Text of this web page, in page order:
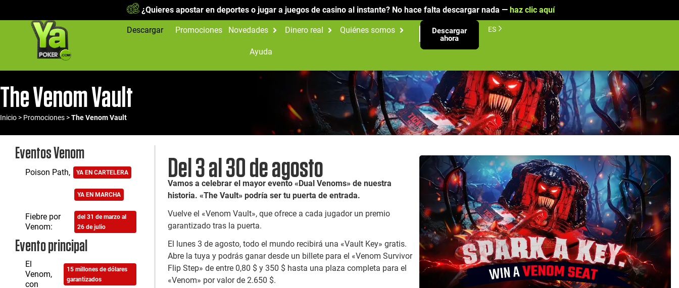
¿Quieres apostar en deportes o jugar a juegos de casino al instante? No hace falta descargar nada — haz clic aquí
Descargar Promociones Novedades Dinero real Quiénes somos
Ayuda
Descargar
ahora
ES
The Venom Vault
Inicio > Promociones >The Venom Vault
Eventos Venom
Poison Path, YA EN CARTELERA
YA EN MARCHA
Fiebre por
Venom:
del 31 de marzo al
26 de julio
Evento principal
El
Venom,
con
15 millones de dólares
garantizados
Del 3 al 30 de agosto
Vamos a celebrar el mayor evento «Dual Venoms» de nuestra
historia. «The Vault» podría ser tu puerta de entrada.
Vuelve el «Venom Vault», que ofrece a cada jugador un premio
garantizado tras la puerta.
El lunes 3 de agosto, todo el mundo recibirá una «Vault Key» gratis.
Abre la tuya y podrás ganar desde un billete para el «Venom Survivor
Flip Step» de entre 0,80 $ y 350 $ hasta una plaza completa para el
«Venom» por valor de 2.650 $.